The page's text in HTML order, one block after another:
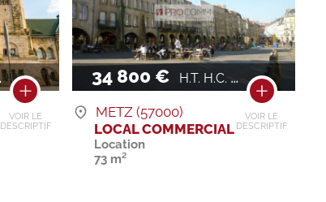
VOIR LE
DESCRIPTIF
34 800 € H.T. H.C. / AN
VOIR LE
DESCRIPTIF
METZ (57000)
LOCAL COMMERCIAL
Location
73 m²